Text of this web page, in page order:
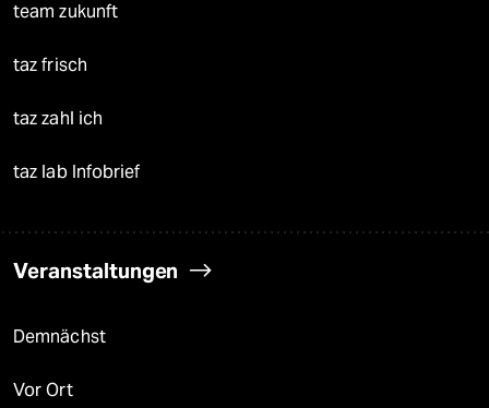
team zukunft
taz frisch
taz zahl ich
taz lab Infobrief
Veranstaltungen
Demnächst
Vor Ort